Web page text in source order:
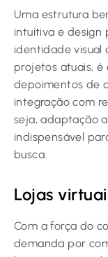
Uma estrutura
intuitiva e design
identidade visual
projetos atuais, é
depoimentos de
integração com
seja, adaptação
indispensável
busca.
Lojas
Com a força do
demanda por